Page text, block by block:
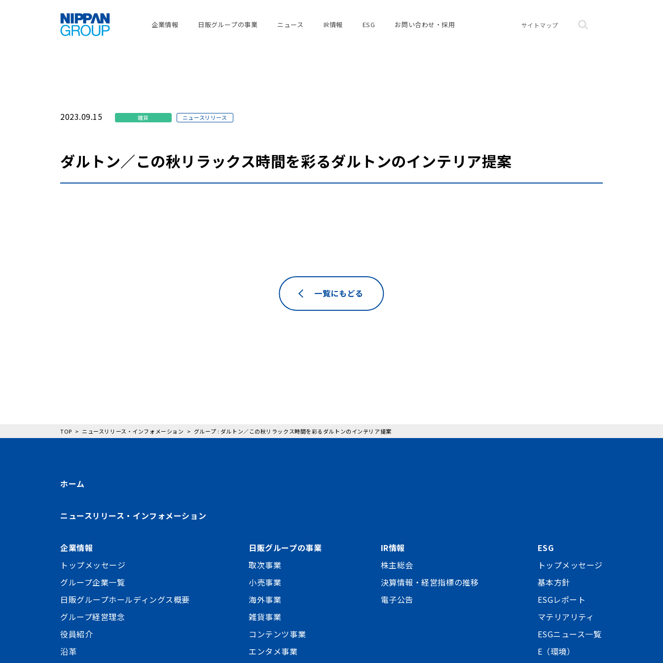
企業情報 日販グループの事業 ニュース IR情報 ESG お問い合わせ・採用 サイトマップ
2023.09.15 雑貨 ニュースリリース
ダルトン／この秋リラックス時間を彩るダルトンのインテリア提案
一覧にもどる
TOP ニュースリリース・インフォメーション グループ : ダルトン／この秋リラックス時間を彩るダルトンのインテリア提案
ホーム
ニュースリリース・インフォメーション
企業情報
トップメッセージ
グループ企業一覧
日販グループホールディングス概要
グループ経営理念
役員紹介
沿革
日販グループの事業
取次事業
小売事業
海外事業
雑貨事業
コンテンツ事業
エンタメ事業
IR情報
株主総会
決算情報・経営指標の推移
電子公告
ESG
トップメッセージ
基本方針
ESGレポート
マテリアリティ
ESGニュース一覧
E（環境）